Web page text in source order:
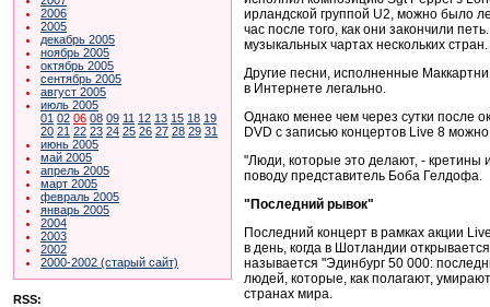
2006
2005
декабрь 2005
ноябрь 2005
октябрь 2005
сентябрь 2005
август 2005
июль 2005
01 02 06 08 09 11 12 13 15 18 19
20 21 22 23 24 25 26 27 28 29 31
июнь 2005
май 2005
апрель 2005
март 2005
февраль 2005
январь 2005
2004
2003
2002
2000-2002 (старый сайт)
RSS:
ирландской группой U2, можно было
час после того, как они закончили
музыкальных чартах нескольких стран.
Другие песни, исполненные
в Интернете легально.
Однако менее чем через сутки после
DVD с записью концертов Live 8
"Люди, которые это делают, - кретины
поводу представитель Боба Гелдофа.
"Последний рывок"
Последний концерт в рамках акции
в день, когда в Шотландии
называется "Эдинбург 50 000:
людей, которые, как полагают,
странах мира.